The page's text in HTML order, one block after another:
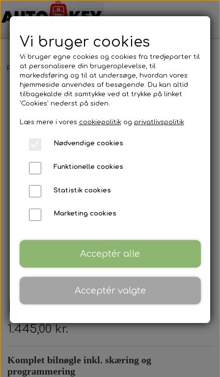
Forside Bilnøgler Dacia Fjernbetjening Dacia -
Dacia - fjernbetjening
1.445,00 kr.
Komplet bilnøgle inkl. skæring og
programmering
Vi bruger cookies
Vi bruger egne cookies og cookies fra tredjeparter til
at personalisere din brugeroplevelse, til
markedsføring og til at undersøge, hvordan vores
hjemmeside anvendes af besøgende. Du kan altid
tilbagekalde dit samtykke ved at trykke på linket
'Cookies' nederst på siden.
Læs mere i vores cookiepolitikog privatlivspolitik
Nødvendige cookies
Funktionelle cookies
Statistik cookies
Marketing cookies
Acceptér alle
Acceptér valgte